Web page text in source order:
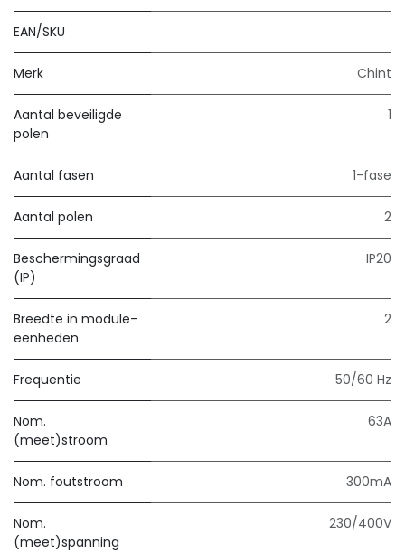
EAN/SKU
Merk Chint
Aantal beveiligde
polen
1
Aantal fasen 1-fase
Aantal polen 2
Beschermingsgraad
(IP)
IP20
Breedte in module-
eenheden
2
Frequentie 50/60 Hz
Nom.
(meet)stroom
63A
Nom. foutstroom 300mA
Nom.
(meet)spanning
230/400V